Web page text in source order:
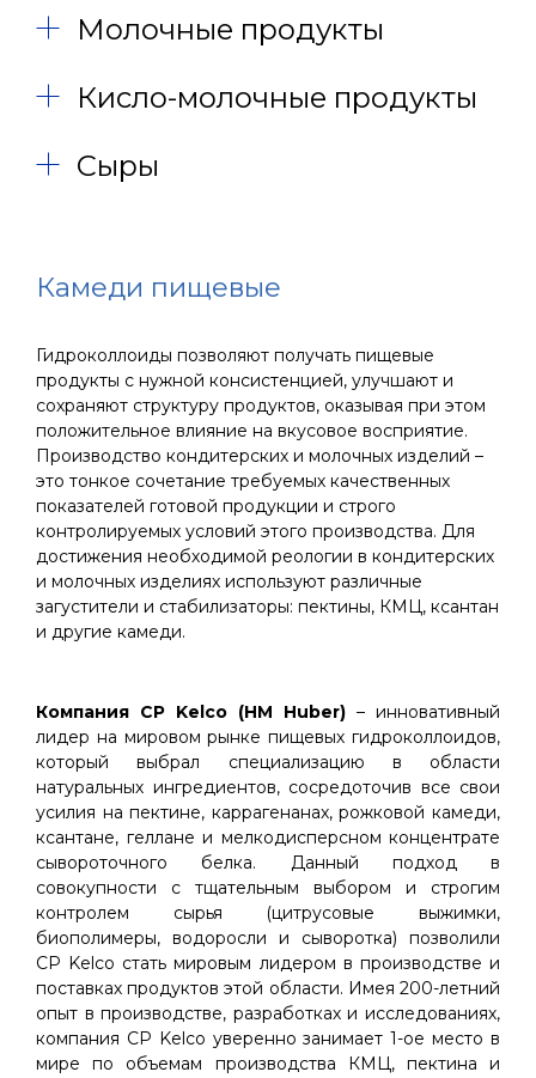
Молочные продукты
Кисло-молочные продукты
Сыры
Камеди пищевые
Гидроколлоиды позволяют получать пищевые
продукты с нужной консистенцией, улучшают и
сохраняют структуру продуктов, оказывая при этом
положительное влияние на вкусовое восприятие.
Производство кондитерских и молочных изделий –
это тонкое сочетание требуемых качественных
показателей готовой продукции и строго
контролируемых условий этого производства. Для
достижения необходимой реологии в кондитерских
и молочных изделиях используют различные
загустители и стабилизаторы: пектины, КМЦ, ксантан
и другие камеди.
Компания СP Kelco (HM Huber) – инновативный
лидер на мировом рынке пищевых гидроколлоидов,
который выбрал специализацию в области
натуральных ингредиентов, сосредоточив все свои
усилия на пектине, каррагенанах, рожковой камеди,
ксантане, геллане и мелкодисперсном концентрате
сывороточного белка. Данный подход в
совокупности с тщательным выбором и строгим
контролем сырья (цитрусовые выжимки,
биополимеры, водоросли и сыворотка) позволили
CP Kelco стать мировым лидером в производстве и
поставках продуктов этой области. Имея 200-летний
опыт в производстве, разработках и исследованиях,
компания CP Kelco уверенно занимает 1-ое место в
мире по объемам производства КМЦ, пектина и